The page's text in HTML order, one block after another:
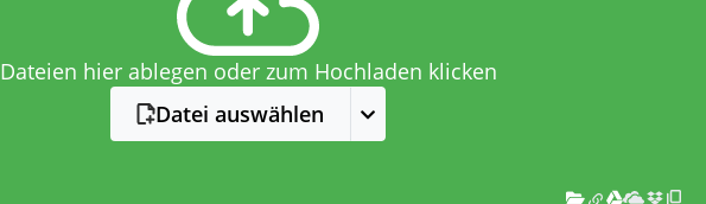
Dateien hier ablegen oder zum Hochladen klicken
Datei auswählen